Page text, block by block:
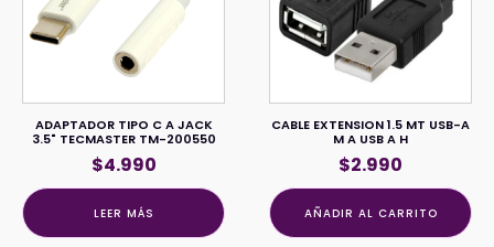
ADAPTADOR TIPO C A JACK
3.5" TECMASTER TM-200550
$4.990
LEER MÁS
CABLE EXTENSION 1.5 MT USB-A
M A USB A H
$2.990
AÑADIR AL CARRITO